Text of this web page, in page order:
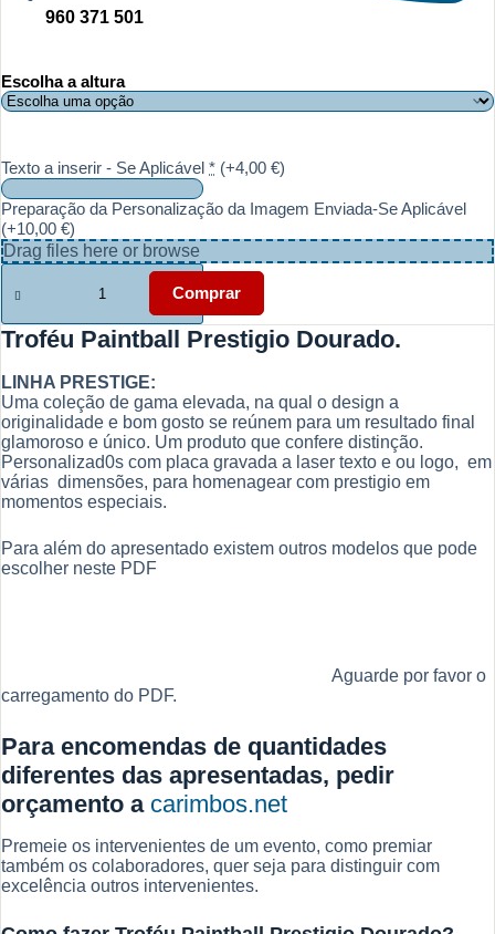
960 371 501
Escolha a altura
Texto a inserir - Se Aplicável * (+4,00 €)
Preparação da Personalização da Imagem Enviada-Se Aplicável
(+10,00 €)
Drag files here or browse
Quantidade
de
Paintball
Prestigio
Comprar
Troféu Paintball Prestigio Dourado.
LINHA PRESTIGE:
Uma coleção de gama elevada, na qual o design a
originalidade e bom gosto se reúnem para um resultado final
glamoroso e único. Um produto que confere distinção.
Personalizad0s com placa gravada a laser texto e ou logo, em
várias dimensões, para homenagear com prestigio em
momentos especiais.
Para além do apresentado existem outros modelos que pode
escolher neste PDF
Aguarde por favor o
carregamento do PDF.
Para encomendas de quantidades
diferentes das apresentadas, pedir
orçamento a carimbos.net
Premeie os intervenientes de um evento, como premiar
também os colaboradores, quer seja para distinguir com
excelência outros intervenientes.